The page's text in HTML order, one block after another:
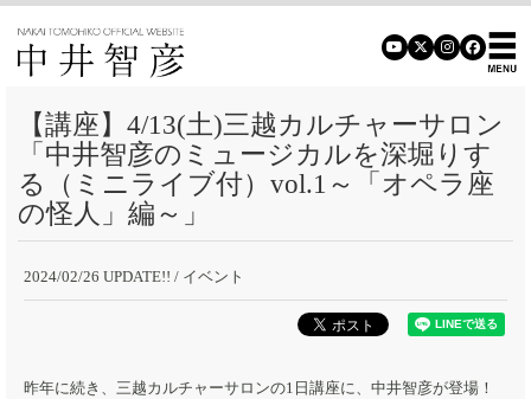
【講座】4/13(土)三越カルチャーサロン
「中井智彦のミュージカルを深堀りす
る（ミニライブ付）vol.1～「オペラ座
の怪人」編～」
2024/02/26 UPDATE!! / イベント
昨年に続き、三越カルチャーサロンの1日講座に、中井智彦が登場！